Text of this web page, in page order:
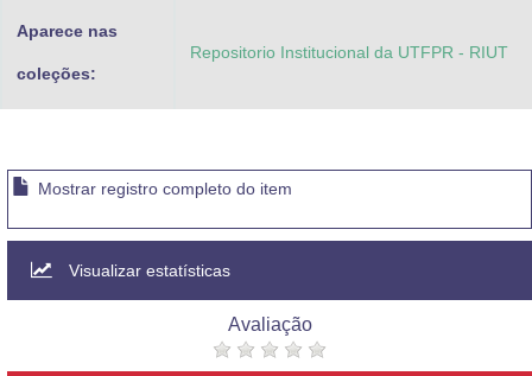
Aparece nas
coleções:
Repositorio Institucional da UTFPR - RIUT
Mostrar registro completo do item
Visualizar estatísticas
Avaliação